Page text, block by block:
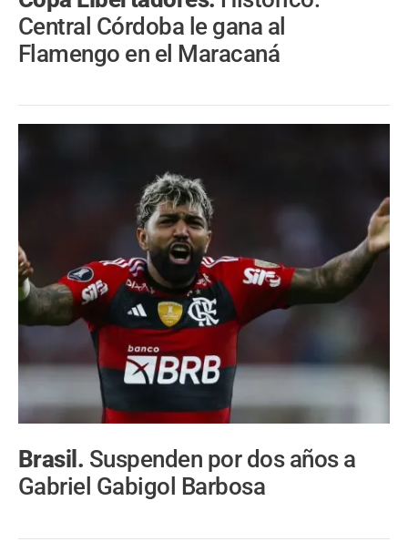
Central Córdoba le gana al
Flamengo en el Maracaná
Brasil. Suspenden por dos años a
Gabriel Gabigol Barbosa